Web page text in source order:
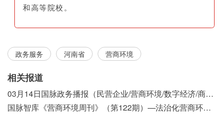
和高等院校。
政务服务 河南省 营商环境
相关报道
03月14日国脉政务播报（民营企业/营商环境/数字经济/商事制度改革）
国脉智库《营商环境周刊》（第122期）—法治化营商环境视域下我国行政执法公示制度浅析